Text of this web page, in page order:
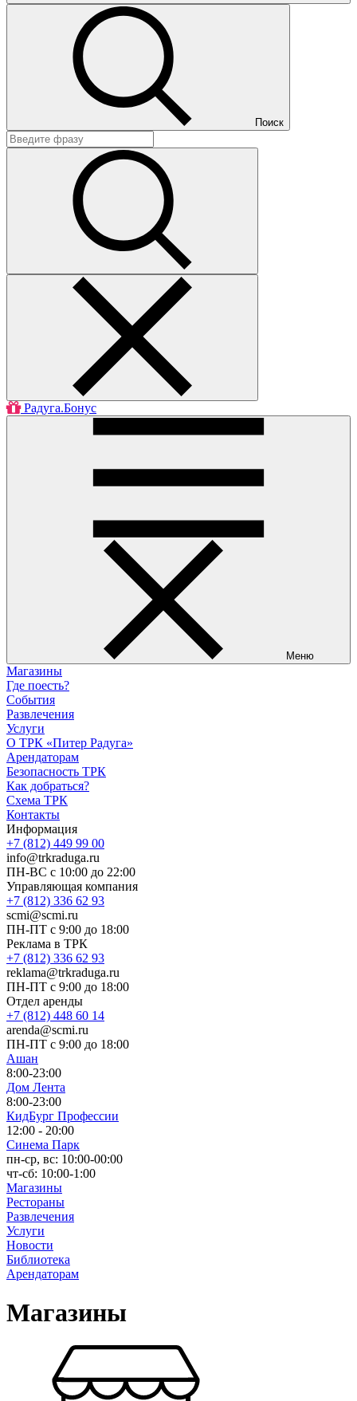
Поиск
Радуга.Бонус
Меню
Магазины
Где поесть?
События
Развлечения
Услуги
О ТРК «Питер Радуга»
Арендаторам
Безопасность ТРК
Как добраться?
Схема ТРК
Контакты
Информация
+7 (812) 449 99 00
info@trkraduga.ru
ПН-ВС с 10:00 до 22:00
Управляющая компания
+7 (812) 336 62 93
scmi@scmi.ru
ПН-ПТ с 9:00 до 18:00
Реклама в ТРК
+7 (812) 336 62 93
reklama@trkraduga.ru
ПН-ПТ с 9:00 до 18:00
Отдел аренды
+7 (812) 448 60 14
arenda@scmi.ru
ПН-ПТ с 9:00 до 18:00
Ашан
8:00-23:00
Дом Лента
8:00-23:00
КидБург Профессии
12:00 - 20:00
Синема Парк
пн-ср, вс: 10:00-00:00
чт-сб: 10:00-1:00
Магазины
Рестораны
Развлечения
Услуги
Новости
Библиотека
Арендаторам
Магазины